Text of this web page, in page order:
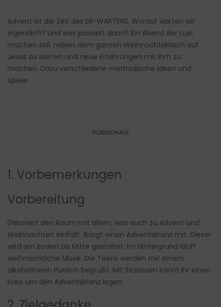
Advent ist die Zeit des ER-WARTENS. Worauf warten wir
eigentlich? Und was passiert dann? Ein Abend der Lust
machen soll, neben dem ganzen Weihnachtskitsch auf
Jesus zu warten und neue Erfahrungen mit ihm zu
machen. Dazu verschiedene methodische Ideen und
Spiele.
VORSCHAU:
1. Vorbemerkungen
Vorbereitung
Dekoriert den Raum mit allem, was euch zu Advent und
Weihnachten einfällt. Bringt einen Adventskranz mit. Dieser
wird am Boden als Mitte gestaltet. Im Hintergrund läuft
weihnachtliche Musik. Die Teens werden mit einem
alkoholfreien Punsch begrüßt. Mit Sitzkissen könnt ihr einen
Kreis um den Adventskranz legen.